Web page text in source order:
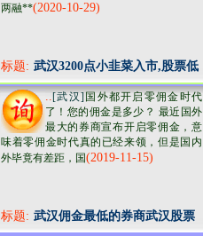
两融**(2020-10-29)
标题: 武汉3200点小韭菜入市,股票低
佣开户去哪里?
..[武汉] 国外都开启零佣金时代
了！您的佣金是多少？ 最近国外
最大的券商宣布开启零佣金，意
味着零佣金时代真的已经来领，但是国内
外毕竟有差距，国(2019-11-15)
标题: 武汉佣金最低的券商武汉股票